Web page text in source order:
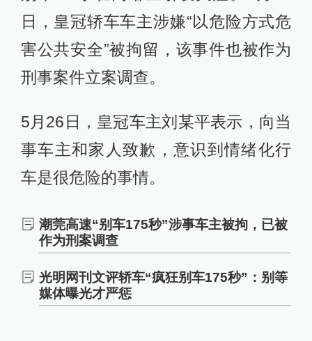
日，皇冠轿车车主涉嫌“以危险方式危
害公共安全”被拘留，该事件也被作为
刑事案件立案调查。
5月26日，皇冠车主刘某平表示，向当
事车主和家人致歉，意识到情绪化行
车是很危险的事情。
潮莞高速“别车175秒”涉事车主被拘，已被
作为刑案调查
光明网刊文评轿车“疯狂别车175秒”：别等
媒体曝光才严惩